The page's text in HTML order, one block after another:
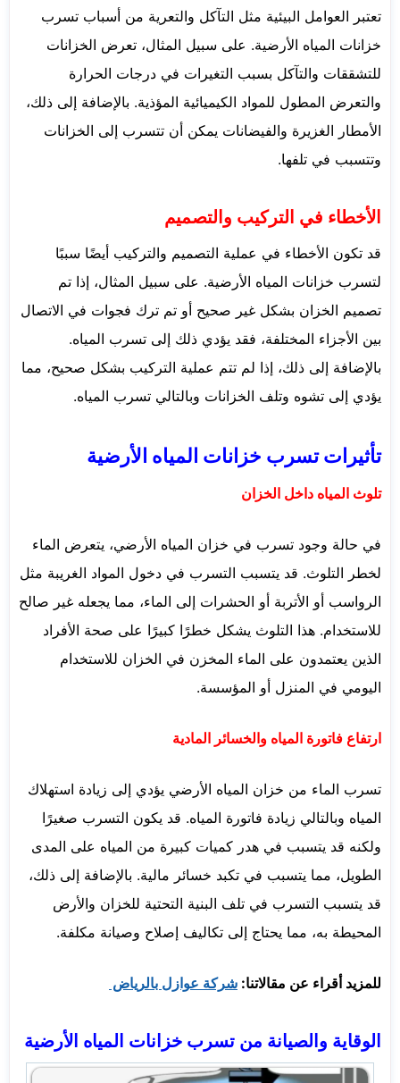
تعتبر العوامل البيئية مثل التآكل والتعرية من أسباب تسرب
خزانات المياه الأرضية. على سبيل المثال، تعرض الخزانات
للتشققات والتآكل بسبب التغيرات في درجات الحرارة
والتعرض المطول للمواد الكيميائية المؤذية. بالإضافة إلى ذلك،
الأمطار الغزيرة والفيضانات يمكن أن تتسرب إلى الخزانات
وتتسبب في تلفها.
الأخطاء في التركيب والتصميم
قد تكون الأخطاء في عملية التصميم والتركيب أيضًا سببًا
لتسرب خزانات المياه الأرضية. على سبيل المثال، إذا تم
تصميم الخزان بشكل غير صحيح أو تم ترك فجوات في الاتصال
بين الأجزاء المختلفة، فقد يؤدي ذلك إلى تسرب المياه.
بالإضافة إلى ذلك، إذا لم تتم عملية التركيب بشكل صحيح، مما
يؤدي إلى تشوه وتلف الخزانات وبالتالي تسرب المياه.
تأثيرات تسرب خزانات المياه الأرضية
تلوث المياه داخل الخزان
في حالة وجود تسرب في خزان المياه الأرضي، يتعرض الماء
لخطر التلوث. قد يتسبب التسرب في دخول المواد الغريبة مثل
الرواسب أو الأتربة أو الحشرات إلى الماء، مما يجعله غير صالح
للاستخدام. هذا التلوث يشكل خطرًا كبيرًا على صحة الأفراد
الذين يعتمدون على الماء المخزن في الخزان للاستخدام
اليومي في المنزل أو المؤسسة.
ارتفاع فاتورة المياه والخسائر المادية
تسرب الماء من خزان المياه الأرضي يؤدي إلى زيادة استهلاك
المياه وبالتالي زيادة فاتورة المياه. قد يكون التسرب صغيرًا
ولكنه قد يتسبب في هدر كميات كبيرة من المياه على المدى
الطويل، مما يتسبب في تكبد خسائر مالية. بالإضافة إلى ذلك،
قد يتسبب التسرب في تلف البنية التحتية للخزان والأرض
المحيطة به، مما يحتاج إلى تكاليف إصلاح وصيانة مكلفة.
للمزيد أقراء عن مقالاتنا: شركة عوازل بالرياض
الوقاية والصيانة من تسرب خزانات المياه الأرضية